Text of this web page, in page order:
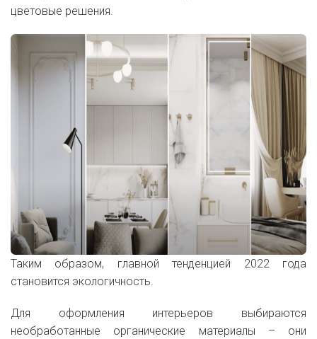
цветовые решения.
Таким образом, главной тенденцией 2022 года
становится экологичность.
Для оформления интерьеров выбираются
необработанные органические материалы – они